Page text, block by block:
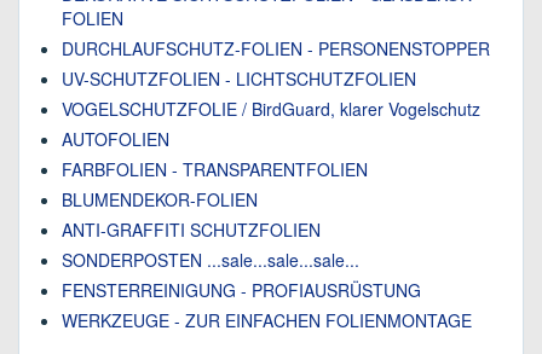
FOLIEN
DURCHLAUFSCHUTZ-FOLIEN - PERSONENSTOPPER
UV-SCHUTZFOLIEN - LICHTSCHUTZFOLIEN
VOGELSCHUTZFOLIE / BirdGuard, klarer Vogelschutz
AUTOFOLIEN
FARBFOLIEN - TRANSPARENTFOLIEN
BLUMENDEKOR-FOLIEN
ANTI-GRAFFITI SCHUTZFOLIEN
SONDERPOSTEN ...sale...sale...sale...
FENSTERREINIGUNG - PROFIAUSRÜSTUNG
WERKZEUGE - ZUR EINFACHEN FOLIENMONTAGE